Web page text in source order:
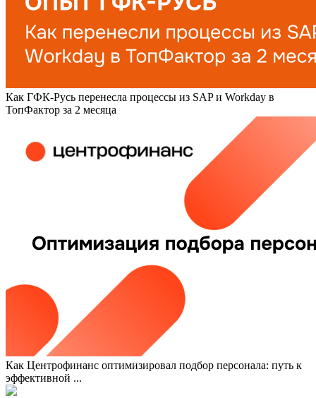
Как ГФК-Русь перенесла процессы из SAP и Workday в
ТопФактор за 2 месяца
Как Центрофинанс оптимизировал подбор персонала: путь к
эффективной ...